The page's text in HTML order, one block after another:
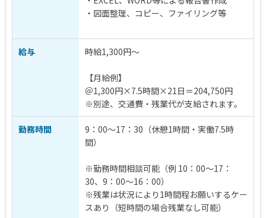
・図面整理、コピー、ファイリング等
給与 時給1,300円〜
【月給例】
＠1,300円×7.5時間×21日＝204,750円
※別途、交通費・残業代が支給されます。
勤務時間
9：00～17：30（休憩1時間・実働7.5時
間）
※勤務時間相談可能（例 10：00～17：
30、9：00～16：00）
※残業は状況により1時間程お願いするケー
スあり（短時間の場合残業なし可能）